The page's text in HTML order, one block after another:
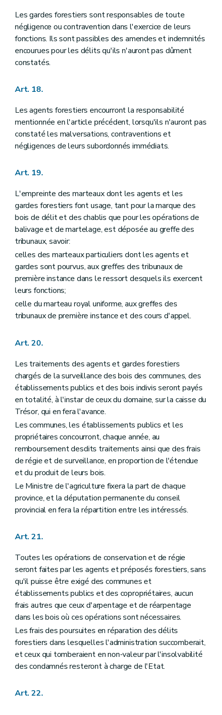
Les gardes forestiers sont responsables de toute
négligence ou contravention dans l'exercice de leurs
fonctions. Ils sont passibles des amendes et indemnités
encourues pour les délits qu'ils n'auront pas dûment
constatés.
Art. 18.
Les agents forestiers encourront la responsabilité
mentionnée en l'article précédent, lorsqu'ils n'auront pas
constaté les malversations, contraventions et
négligences de leurs subordonnés immédiats.
Art. 19.
L'empreinte des marteaux dont les agents et les
gardes forestiers font usage, tant pour la marque des
bois de délit et des chablis que pour les opérations de
balivage et de martelage, est déposée au greffe des
tribunaux, savoir:
celles des marteaux particuliers dont les agents et
gardes sont pourvus, aux greffes des tribunaux de
première instance dans le ressort desquels ils exercent
leurs fonctions;
celle du marteau royal uniforme, aux greffes des
tribunaux de première instance et des cours d'appel.
Art. 20.
Les traitements des agents et gardes forestiers
chargés de la surveillance des bois des communes, des
établissements publics et des bois indivis seront payés
en totalité, à l'instar de ceux du domaine, sur la caisse du
Trésor, qui en fera l'avance.
Les communes, les établissements publics et les
propriétaires concourront, chaque année, au
remboursement desdits traitements ainsi que des frais
de régie et de surveillance, en proportion de l'étendue
et du produit de leurs bois.
Le Ministre de l'agriculture fixera la part de chaque
province, et la députation permanente du conseil
provincial en fera la répartition entre les intéressés.
Art. 21.
Toutes les opérations de conservation et de régie
seront faites par les agents et préposés forestiers, sans
qu'il puisse être exigé des communes et
établissements publics et des copropriétaires, aucun
frais autres que ceux d'arpentage et de réarpentage
dans les bois où ces opérations sont nécessaires.
Les frais des poursuites en réparation des délits
forestiers dans lesquelles l'administration succomberait,
et ceux qui tomberaient en non-valeur par l'insolvabilité
des condamnés resteront à charge de l'Etat.
Art. 22.